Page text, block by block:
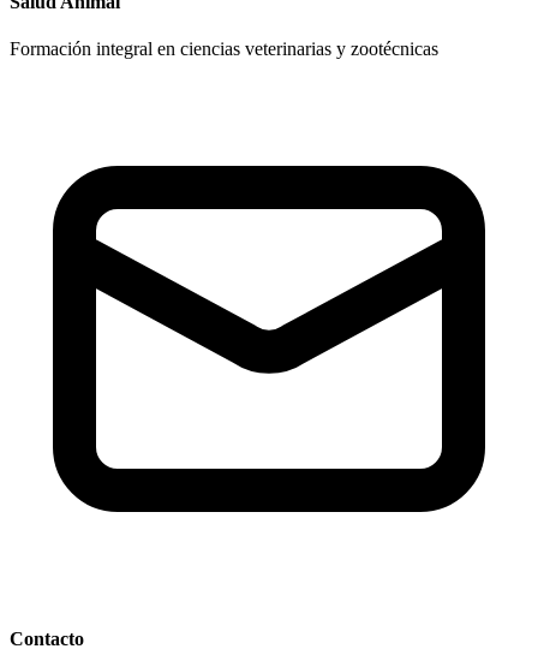
Formación integral en ciencias veterinarias y zootécnicas
Contacto